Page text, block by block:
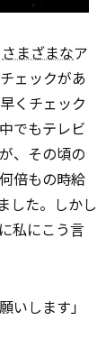
さまざまなア
ェックがあ
くチェック
でもテレビ
、その頃の
倍もの時給
した。しかし
私にこう言
いします」